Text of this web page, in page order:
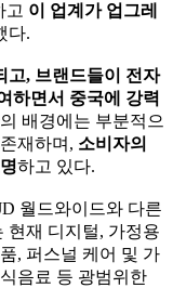
고 이 업계가 업그레
다.
고, 브랜드들이 전자
하면서 중국에 강력
배경에는 부분적으
재하며, 소비자의
하고 있다.
월드와이드와 다른
현재 디지털, 가정용
, 퍼스널 케어 및 가
음료 등 광범위한